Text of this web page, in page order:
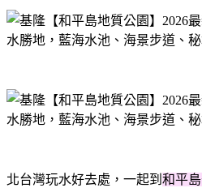
北台灣玩水好去處，一起到 和平